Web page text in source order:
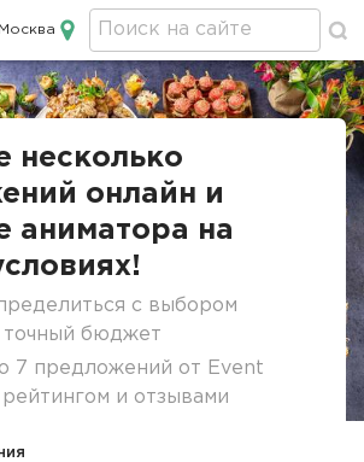
Кейтеринг в Москве
Москва
несколько
онлайн и
аниматора на
с выбором
точный бюджет
7 предложений от Event
и отзывами